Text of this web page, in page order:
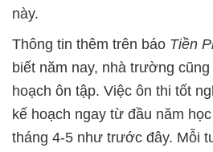
này.
Thông tin thêm trên báo Tiền
biết năm nay, nhà trường
hoạch ôn tập. Việc ôn thi tốt
kế hoạch ngay từ đầu năm
tháng 4-5 như trước đây. Mỗi